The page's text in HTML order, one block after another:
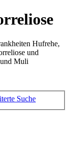
Hufrehe,
und
Muli
Suche